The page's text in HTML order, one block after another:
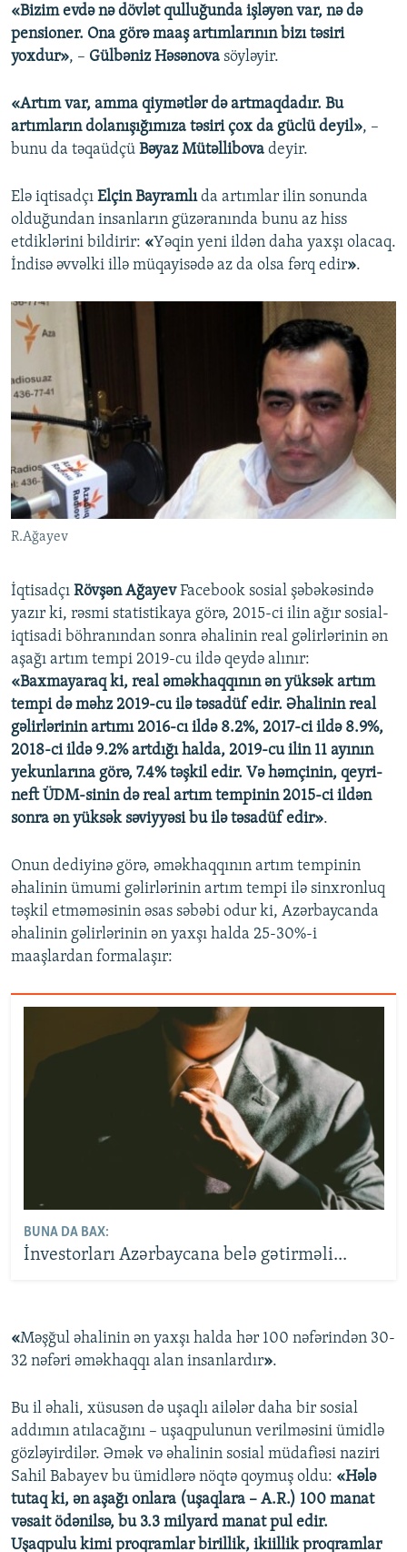
«Bizim evdə nə dövlət qulluğunda işləyən var, nə də
pensioner. Ona görə maaş artımlarının bizı təsiri
yoxdur», – Gülbəniz Həsənova söyləyir.
«Artım var, amma qiymətlər də artmaqdadır. Bu
artımların dolanışığımıza təsiri çox da güclü deyil», –
bunu da təqaüdçü Bəyaz Mütəllibova deyir.
Elə iqtisadçı Elçin Bayramlıda artımlar ilin sonunda
olduğundan insanların güzəranında bunu az hiss
etdiklərini bildirir: «Yəqin yeni ildən daha yaxşı olacaq.
İndisə əvvəlki illə müqayisədə az da olsa fərq edir».
R.Ağayev
İqtisadçı Rövşən AğayevFacebook sosial şəbəkəsində
yazır ki, rəsmi statistikaya görə, 2015-ci ilin ağır sosial-
iqtisadi böhranından sonra əhalinin real gəlirlərinin ən
aşağı artım tempi 2019-cu ildə qeydə alınır:
«Baxmayaraq ki, real əməkhaqqının ən yüksək artım
tempi də məhz 2019-cu ilə təsadüf edir. Əhalinin real
gəlirlərinin artımı 2016-cı ildə 8.2%, 2017-ci ildə 8.9%,
2018-ci ildə 9.2% artdığı halda, 2019-cu ilin 11 ayının
yekunlarına görə, 7.4% təşkil edir. Və həmçinin, qeyri-
neft ÜDM-sinin də real artım tempinin 2015-ci ildən
sonra ən yüksək səviyyəsi bu ilə təsadüf edir».
Onun dediyinə görə, əməkhaqqının artım tempinin
əhalinin ümumi gəlirlərinin artım tempi ilə sinxronluq
təşkil etməməsinin əsas səbəbi odur ki, Azərbaycanda
əhalinin gəlirlərinin ən yaxşı halda 25-30%-i
maaşlardan formalaşır:
BUNA DA BAX:
İnvestorları Azərbaycana belə gətirməli...
«Məşğul əhalinin ən yaxşı halda hər 100 nəfərindən 30-
32 nəfəri əməkhaqqı alan insanlardır».
Bu il əhali, xüsusən də uşaqlı ailələr daha bir sosial
addımın atılacağını – uşaqpulunun verilməsini ümidlə
gözləyirdilər. Əmək və əhalinin sosial müdafiəsi naziri
Sahil Babayev bu ümidlərə nöqtə qoymuş oldu: «Hələ
tutaq ki, ən aşağı onlara (uşaqlara – A.R.) 100 manat
vəsait ödənilsə, bu 3.3 milyard manat pul edir.
Uşaqpulu kimi proqramlar birillik, ikiillik proqramlar